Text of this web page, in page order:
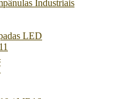
Industriais
LED